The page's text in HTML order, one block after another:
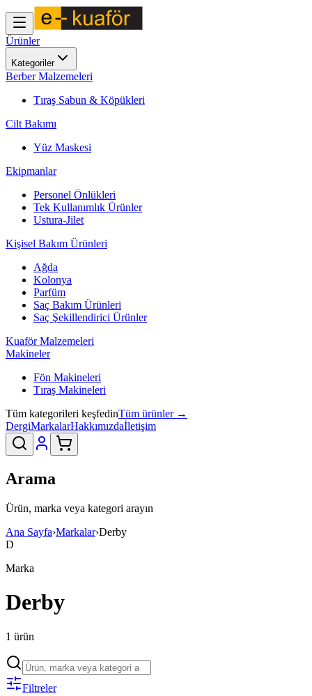
Ürünler
Kategoriler
Berber Malzemeleri
Tıraş Sabun & Köpükleri
Cilt Bakımı
Yüz Maskesi
Ekipmanlar
Personel Önlükleri
Tek Kullanımlık Ürünler
Ustura-Jilet
Kişisel Bakım Ürünleri
Ağda
Kolonya
Parfüm
Saç Bakım Ürünleri
Saç Şekillendirici Ürünler
Kuaför Malzemeleri
Makineler
Fön Makineleri
Tıraş Makineleri
Tüm kategorileri keşfedinTüm ürünler →
DergiMarkalarHakkımızdaİletişim
Arama
Ürün, marka veya kategori arayın
Ana Sayfa›Markalar›Derby
D
Marka
Derby
1 ürün
Filtreler